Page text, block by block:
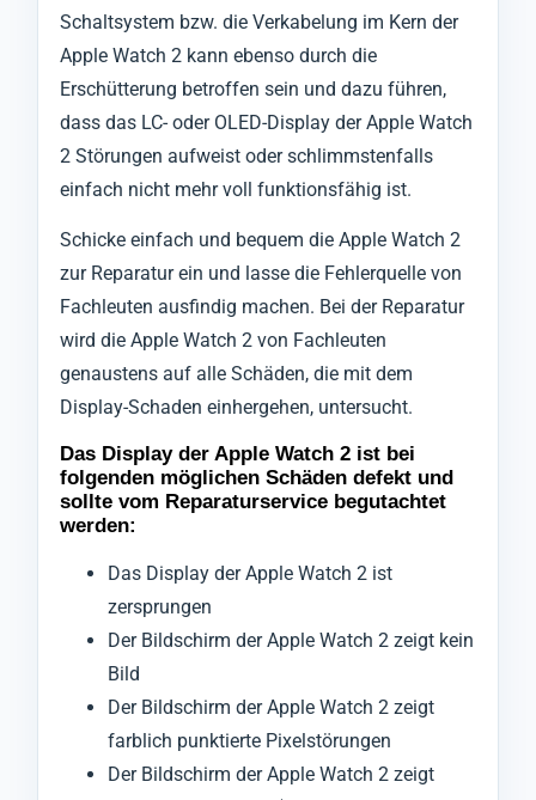
Schaltsystem bzw. die Verkabelung im Kern der
Apple Watch 2 kann ebenso durch die
Erschütterung betroffen sein und dazu führen,
dass das LC- oder OLED-Display der Apple Watch
2 Störungen aufweist oder schlimmstenfalls
einfach nicht mehr voll funktionsfähig ist.
Schicke einfach und bequem die Apple Watch 2
zur Reparatur ein und lasse die Fehlerquelle von
Fachleuten ausfindig machen. Bei der Reparatur
wird die Apple Watch 2 von Fachleuten
genaustens auf alle Schäden, die mit dem
Display-Schaden einhergehen, untersucht.
Das Display der Apple Watch 2 ist bei
folgenden möglichen Schäden defekt und
sollte vom Reparaturservice begutachtet
werden:
Das Display der Apple Watch 2 ist
zersprungen
Der Bildschirm der Apple Watch 2 zeigt kein
Bild
Der Bildschirm der Apple Watch 2 zeigt
farblich punktierte Pixelstörungen
Der Bildschirm der Apple Watch 2 zeigt